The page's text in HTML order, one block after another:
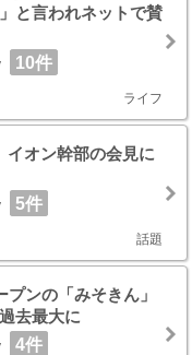
と言われネットで賛
10件
ライフ
イオン幹部の会見に
5件
話題
ンの「みそきん」
去最大に
4件